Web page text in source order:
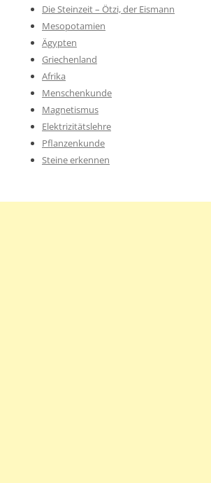
Die Steinzeit – Ötzi, der Eismann
Mesopotamien
Ägypten
Griechenland
Afrika
Menschenkunde
Magnetismus
Elektrizitätslehre
Pflanzenkunde
Steine erkennen